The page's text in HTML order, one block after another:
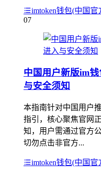
imtoken钱包(中国官
07
中国用户新版im
与安全须知
本指南针对中国用户
指引，核心聚焦官网
知，用户需通过官方
切勿点击非官方...
imtoken钱包(中国官